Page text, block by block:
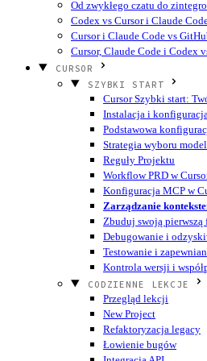
Od zwykłego czatu do
Codex vs Cursor i Claude
Cursor i Claude Code vs
Cursor, Claude Code i Codex
CURSOR
SZYBKI START
Cursor Szybki start:
Instalacja i
Podstawowa
Strategia wyboru
Reguły Projektu
Workflow PRD w
Konfiguracja MCP w
Zarządzanie
Zbuduj swoją pierwszą
Debugowanie i
Testowanie i
Kontrola wersji i
CODZIENNE LEKCJE
Przegląd lekcji
New Project
Refaktoryzacja legacy
Łowienie bugów